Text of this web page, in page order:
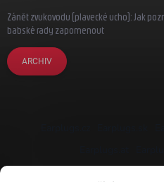
Zánět zvukovodu (plavecké ucho): Jak
babské rady zapomenout
ARCHIV